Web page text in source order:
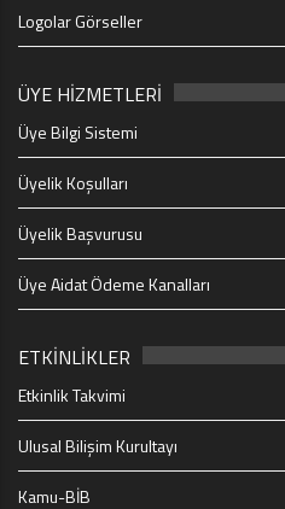
Logolar Görseller
ÜYE HİZMETLERİ
Üye Bilgi Sistemi
Üyelik Koşulları
Üyelik Başvurusu
Üye Aidat Ödeme Kanalları
ETKİNLİKLER
Etkinlik Takvimi
Ulusal Bilişim Kurultayı
Kamu-BİB